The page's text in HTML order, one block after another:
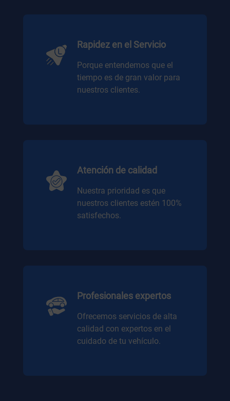
Rapidez en el Servicio
Porque entendemos que el
tiempo es de gran valor para
nuestros clientes.
Atención de calidad
Nuestra prioridad es que
nuestros clientes estén 100%
satisfechos.
Profesionales expertos
Ofrecemos servicios de alta
calidad con expertos en el
cuidado de tu vehículo.